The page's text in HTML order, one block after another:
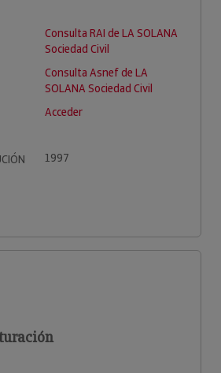
Consulta RAI de LA SOLANA
Sociedad Civil
Consulta Asnef de LA
SOLANA Sociedad Civil
Acceder
1997